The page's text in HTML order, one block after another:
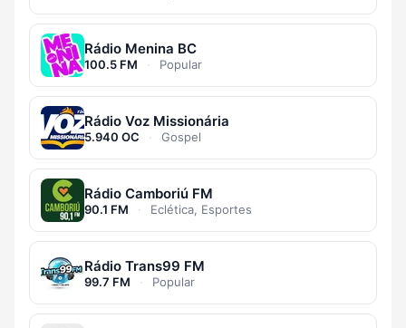
Rádio Menina BC
100.5 FM · Popular
Rádio Voz Missionária
5.940 OC · Gospel
Rádio Camboriú FM
90.1 FM · Eclética, Esportes
Rádio Trans99 FM
99.7 FM · Popular